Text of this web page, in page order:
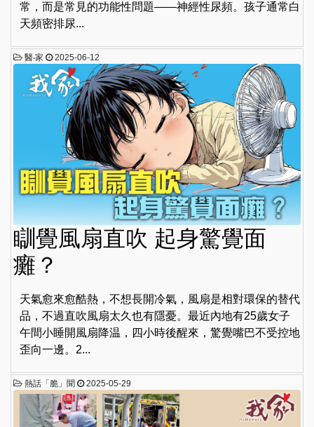
常，而是常見的功能性問題——神經性尿頻。孩子通常白
天頻密排尿...
醫‧家 2025-06-12
瞓覺風扇直吹 起身驚覺面
癱？
天氣愈來愈酷熱，不想長開冷氣，風扇是相對環保的替代
品，不過直吹風扇太久也有隱憂。最近內地有25歲女子
午間小睡開風扇降温，四小時後醒來，驚覺嘴巴不受控地
歪向一邊。2...
熱話「脆」聞 2025-05-29